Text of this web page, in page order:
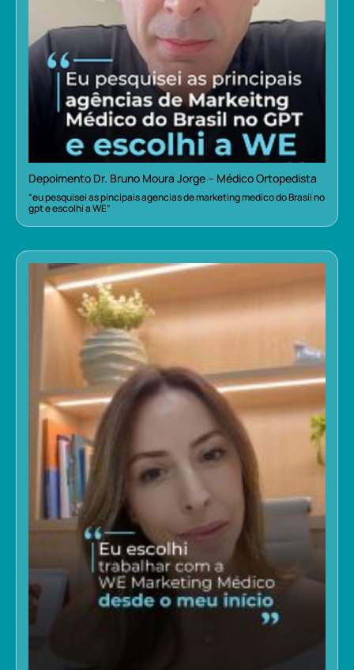
Depoimento Dr. Bruno Moura Jorge – Médico Ortopedista
“eu pesquisei as pincipais agencias de marketing medico do Brasil no
gpt e escolhi a WE”